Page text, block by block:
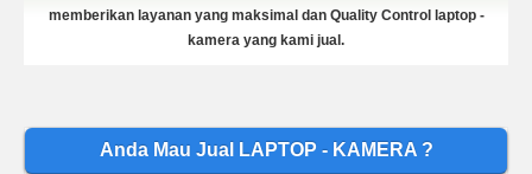
memberikan layanan yang maksimal dan Quality Control laptop -
kamera yang kami jual.
Anda Mau Jual LAPTOP - KAMERA ?